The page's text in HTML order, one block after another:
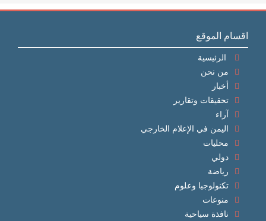
اقسام الموقع
الرئيسية
من نحن
أخبار
تحقيقات وتقارير
آراء
اليمن في الإعلام الخارجي
محليات
دولي
رياضة
تكنولوجيا وعلوم
منوعات
نافذة سياحية